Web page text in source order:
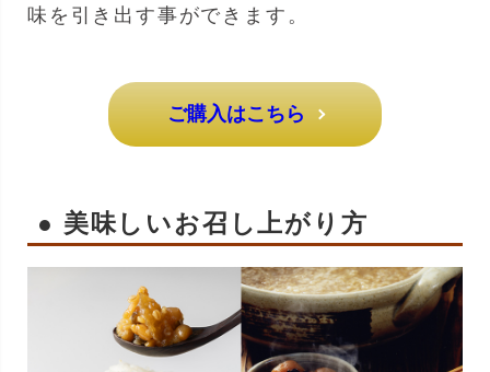
味を引き出す事ができます。
ご購入はこちら
● 美味しいお召し上がり方